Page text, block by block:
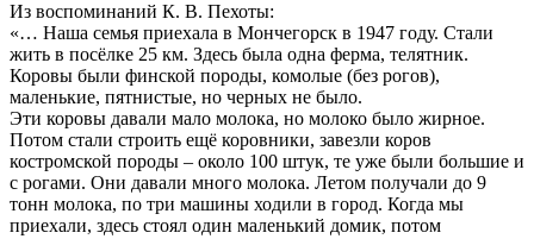
Из воспоминаний К. В. Пехоты:
«… Наша семья приехала в Мончегорск в 1947 году. Стали
жить в посёлке 25 км. Здесь была одна ферма, телятник.
Коровы были финской породы, комолые (без рогов),
маленькие, пятнистые, но черных не было.
Эти коровы давали мало молока, но молоко было жирное.
Потом стали строить ещё коровники, завезли коров
костромской породы – около 100 штук, те уже были большие и
с рогами. Они давали много молока. Летом получали до 9
тонн молока, по три машины ходили в город. Когда мы
приехали, здесь стоял один маленький домик, потом